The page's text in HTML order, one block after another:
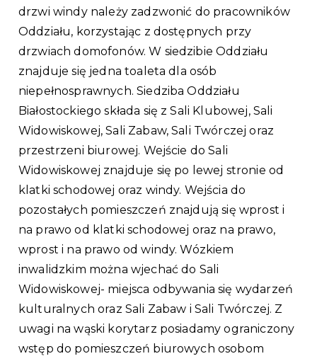
drzwi windy należy zadzwonić do pracowników
Oddziału, korzystając z dostępnych przy
drzwiach domofonów. W siedzibie Oddziału
znajduje się jedna toaleta dla osób
niepełnosprawnych. Siedziba Oddziału
Białostockiego składa się z Sali Klubowej, Sali
Widowiskowej, Sali Zabaw, Sali Twórczej oraz
przestrzeni biurowej. Wejście do Sali
Widowiskowej znajduje się po lewej stronie od
klatki schodowej oraz windy. Wejścia do
pozostałych pomieszczeń znajdują się wprost i
na prawo od klatki schodowej oraz na prawo,
wprost i na prawo od windy. Wózkiem
inwalidzkim można wjechać do Sali
Widowiskowej- miejsca odbywania się wydarzeń
kulturalnych oraz Sali Zabaw i Sali Twórczej. Z
uwagi na wąski korytarz posiadamy ograniczony
wstęp do pomieszczeń biurowych osobom